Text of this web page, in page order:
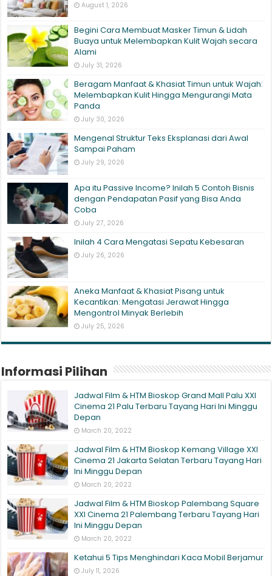
August 1, 2026
Begini Cara Membuat Masker Timun & Lidah
Buaya untuk Melembapkan Kulit Wajah secara
Alami
July 31, 2026
Beragam Manfaat & Khasiat Timun untuk Wajah:
Melembapkan Kulit Hingga Mengurangi Mata
Panda
July 30, 2026
Mengenal Struktur Teks Eksplanasi dari Awal
Sampai Paham
July 29, 2026
Apa itu Passive Income? Inilah 5 Contoh Bisnis
dengan Pendapatan Pasif yang Bisa Anda
Coba
July 27, 2026
Inilah 4 Cara Mengatasi Sepatu Kebesaran
July 26, 2026
Aneka Manfaat & Khasiat Pisang untuk
Kecantikan: Mengatasi Jerawat Hingga
Mengontrol Minyak Berlebih
July 25, 2026
Informasi Pilihan
Jadwal Film & HTM Bioskop Grand Mall Palu XXI
Cinema 21 Palu Terbaru Tayang Hari Ini Minggu
Depan
March 20, 2022
Jadwal Film & HTM Bioskop Kemang Village XXI
Cinema 21 Jakarta Selatan Terbaru Tayang Hari
Ini Minggu Depan
March 20, 2022
Jadwal Film & HTM Bioskop Palembang Square
XXI Cinema 21 Palembang Terbaru Tayang Hari
Ini Minggu Depan
March 20, 2022
Ketahui 5 Tips Menghindari Kaca Mobil Berjamur
July 11, 2026